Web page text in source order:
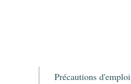
Précautions d'emploi